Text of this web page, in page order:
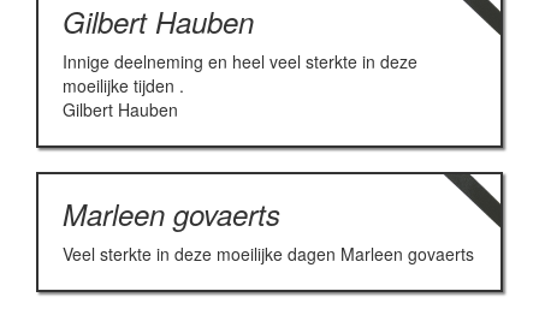
Gilbert Hauben
Innige deelneming en heel veel sterkte in deze
moeilijke tijden .
Gilbert Hauben
Marleen govaerts
Veel sterkte in deze moeilijke dagen Marleen govaerts